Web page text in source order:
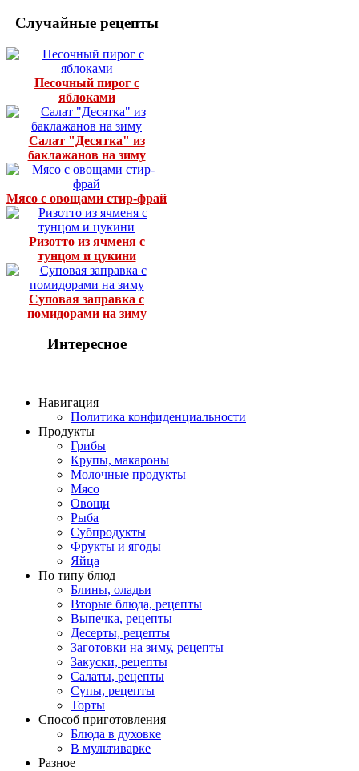
Случайные рецепты
Песочный пирог с
яблоками
Салат "Десятка" из
баклажанов на зиму
Мясо с овощами стир-фрай
Ризотто из ячменя с
тунцом и цукини
Суповая заправка с
помидорами на зиму
Интересное
Навигация
Политика конфиденциальности
Продукты
Грибы
Крупы, макароны
Молочные продукты
Мясо
Овощи
Рыба
Субпродукты
Фрукты и ягоды
Яйца
По типу блюд
Блины, оладьи
Вторые блюда, рецепты
Выпечка, рецепты
Десерты, рецепты
Заготовки на зиму, рецепты
Закуски, рецепты
Салаты, рецепты
Супы, рецепты
Торты
Способ приготовления
Блюда в духовке
В мультиварке
Разное